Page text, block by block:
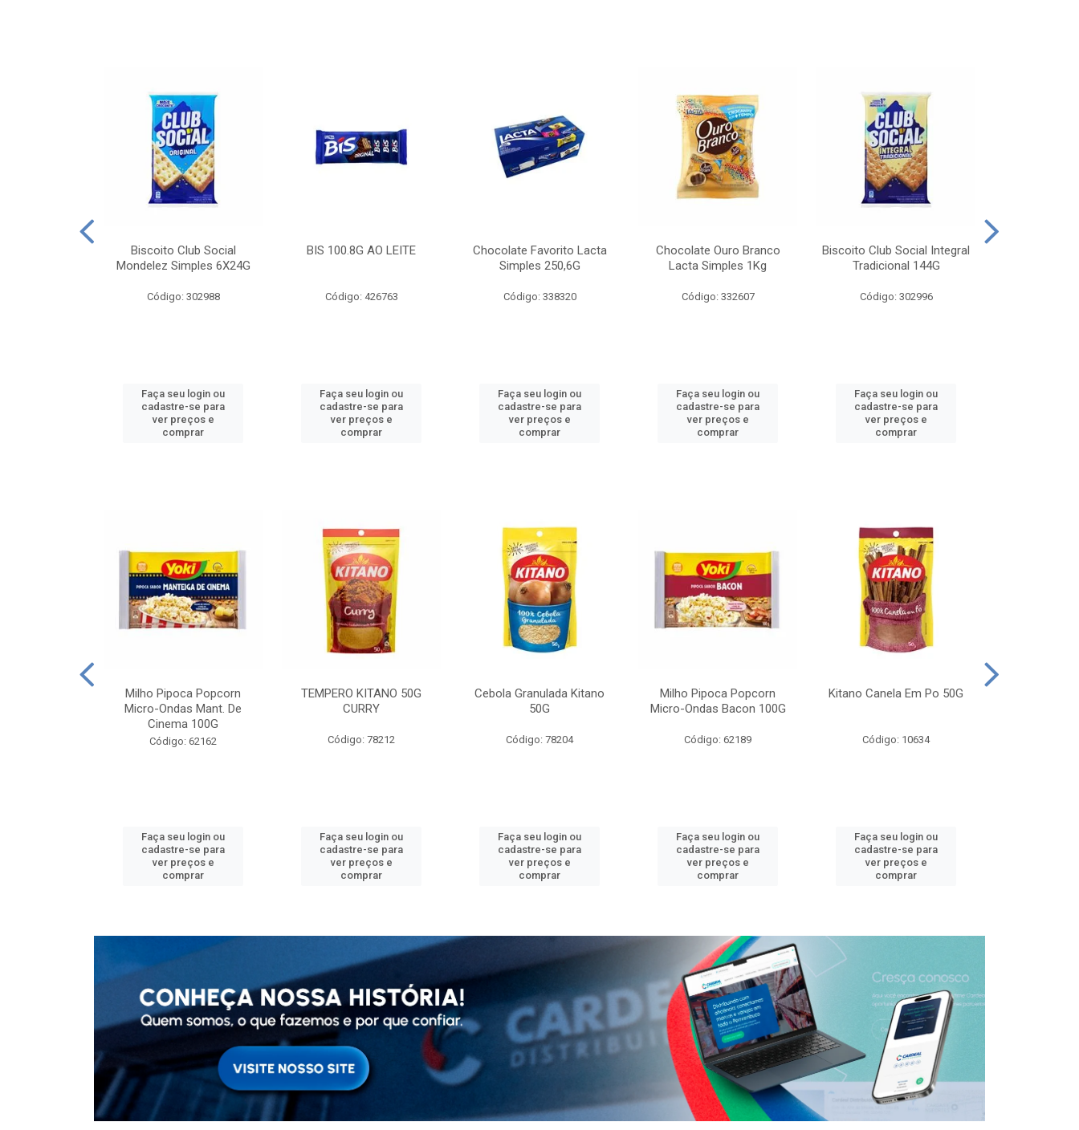
Biscoito Club Social
Mondelez Simples 6X24G
Código: 302988
Faça seu login ou
cadastre-se para
ver preços e
comprar
BIS 100.8G AO LEITE
Código: 426763
Faça seu login ou
cadastre-se para
ver preços e
comprar
Chocolate Favorito Lacta
Simples 250,6G
Código: 338320
Faça seu login ou
cadastre-se para
ver preços e
comprar
Chocolate Ouro Branco
Lacta Simples 1Kg
Código: 332607
Faça seu login ou
cadastre-se para
ver preços e
comprar
Biscoito Club Social Integral
Tradicional 144G
Código: 302996
Faça seu login ou
cadastre-se para
ver preços e
comprar
Milho Pipoca Popcorn
Micro-Ondas Mant. De
Cinema 100G
Código: 62162
Faça seu login ou
cadastre-se para
ver preços e
comprar
TEMPERO KITANO 50G
CURRY
Código: 78212
Faça seu login ou
cadastre-se para
ver preços e
comprar
Cebola Granulada Kitano
50G
Código: 78204
Faça seu login ou
cadastre-se para
ver preços e
comprar
Milho Pipoca Popcorn
Micro-Ondas Bacon 100G
Código: 62189
Faça seu login ou
cadastre-se para
ver preços e
comprar
Kitano Canela Em Po 50G
Código: 10634
Faça seu login ou
cadastre-se para
ver preços e
comprar